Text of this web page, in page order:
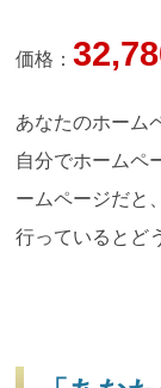
価格：
あなたのホーム
自分でホームペ
ームページだと
行っているとど